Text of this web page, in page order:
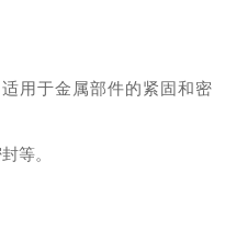
用于金属部件的紧固和密
等。